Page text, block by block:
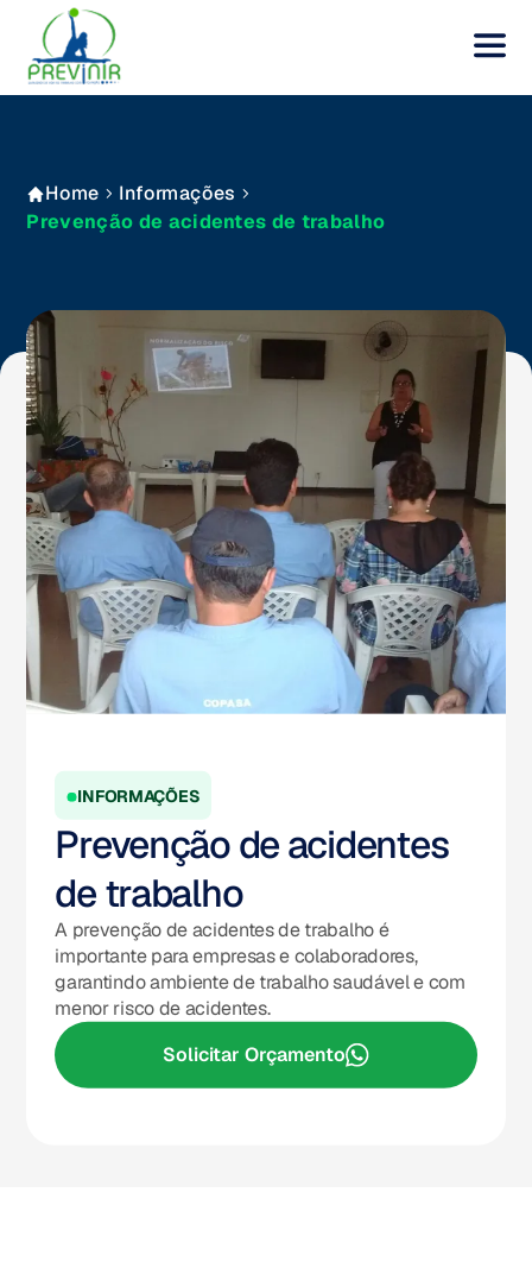
Home
Informações
Prevenção de acidentes de trabalho
INFORMAÇÕES
Prevenção de acidentes
de trabalho
A prevenção de acidentes de trabalho é
importante para empresas e colaboradores,
garantindo ambiente de trabalho saudável e com
menor risco de acidentes.
Solicitar Orçamento